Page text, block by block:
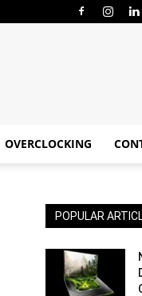
OVERCLOCKING
POPULAR